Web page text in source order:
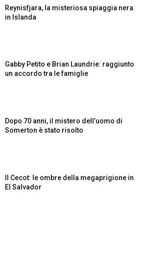
Reynisfjara, la misteriosa spiaggia nera
in Islanda
Gabby Petito e Brian Laundrie: raggiunto
un accordo tra le famiglie
Dopo 70 anni, il mistero dell’uomo di
Somerton è stato risolto
Il Cecot: le ombre della megaprigione in
El Salvador